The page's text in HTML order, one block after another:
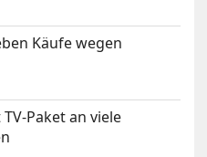
Käufe wegen
Paket an viele